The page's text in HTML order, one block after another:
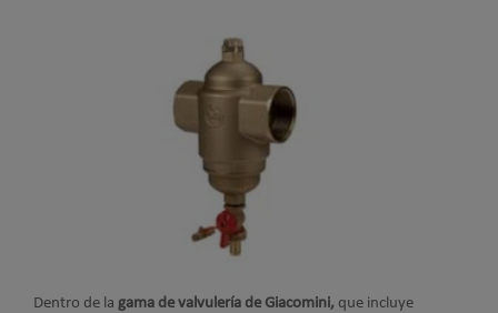
Dentro de la gama de valvulería de Giacomini, que incluye